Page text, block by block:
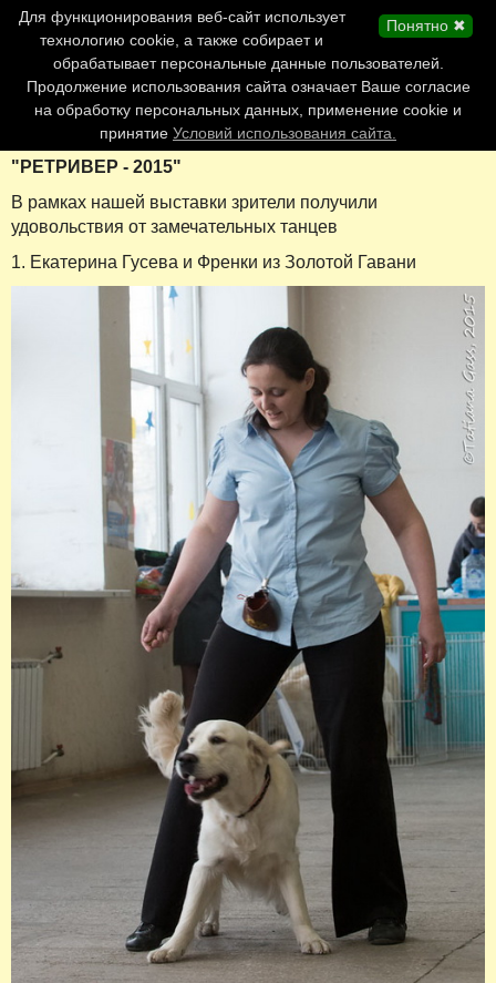
Главная страница
Обновления сайта
Контакты
Персоналии
Форум
"РЕТРИВЕР - 2015"
В рамках нашей выставки зрители получили
удовольствия от замечательных танцев
1. Екатерина Гусева и Френки из Золотой Гавани
Понятно ✖
Для функционирования веб-сайт использует
технологию cookie, а также собирает и
обрабатывает персональные данные пользователей.
Продолжение использования сайта означает Ваше согласие
на обработку персональных данных, применение cookie и
принятие Условий использования сайта.